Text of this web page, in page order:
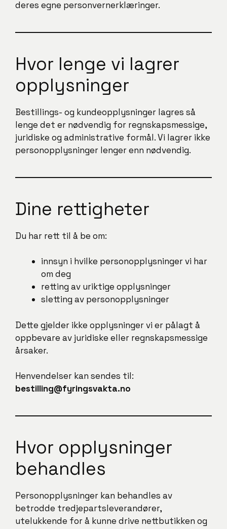
deres egne personvernerklæringer.
Hvor lenge vi lagrer
opplysninger
Bestillings- og kundeopplysninger lagres så
lenge det er nødvendig for regnskapsmessige,
juridiske og administrative formål. Vi lagrer ikke
personopplysninger lenger enn nødvendig.
Dine rettigheter
Du har rett til å be om:
innsyn i hvilke personopplysninger vi har
om deg
retting av uriktige opplysninger
sletting av personopplysninger
Dette gjelder ikke opplysninger vi er pålagt å
oppbevare av juridiske eller regnskapsmessige
årsaker.
Henvendelser kan sendes til:
bestilling@fyringsvakta.no
Hvor opplysninger
behandles
Personopplysninger kan behandles av
betrodde tredjepartsleverandører,
utelukkende for å kunne drive nettbutikken og